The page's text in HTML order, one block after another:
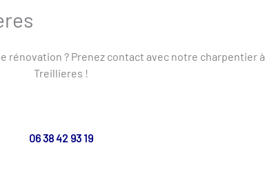
rénovation ? Prenez contact avec notre charpentier à
Treillieres !
06 38 42 93 19